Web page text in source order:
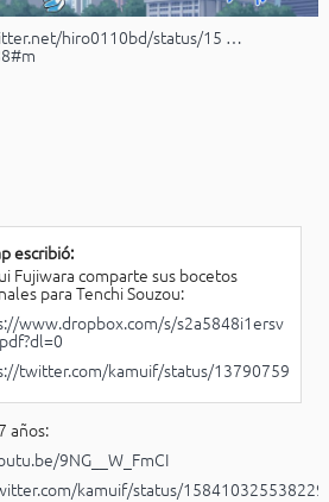
hiro0110bd/status/15 …
escribió:
Fujiwara comparte sus bocetos
para Tenchi Souzou:
www.dropbox.com/s/s2a5848i1ersv
twitter.com/kamuif/status/
años:
9NG__W_FmCI
kamuif/status/